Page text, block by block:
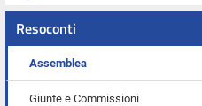
Resoconti
Assemblea
Giunte e Commissioni